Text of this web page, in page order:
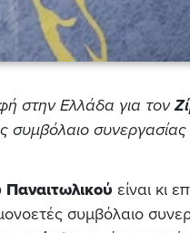
στην Ελλάδα για τον
συμβόλαιο
Παναιτωλικού είναι κι
συμβόλαιο